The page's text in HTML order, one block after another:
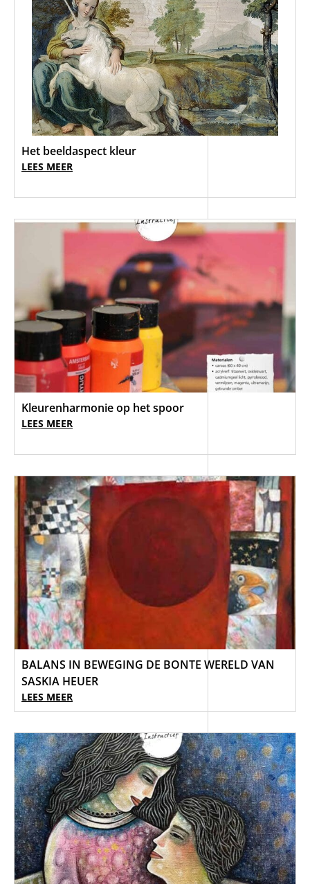
Het beeldaspect kleur
LEES MEER
Kleurenharmonie op het spoor
LEES MEER
BALANS IN BEWEGING DE BONTE WERELD VAN
SASKIA HEUER
LEES MEER